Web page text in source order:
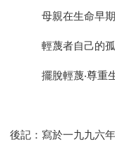
母親在生命早期
輕蔑者自己的孤
擺脫輕蔑‧尊重
後記：寫於一九九六